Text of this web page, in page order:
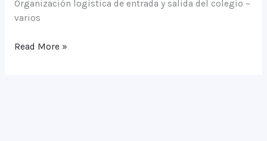
Organización logística de entrada y salida del colegio –
varios
Circular
Read More »